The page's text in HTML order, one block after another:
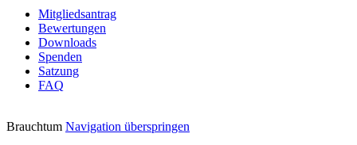
Mitgliedsantrag
Bewertungen
Downloads
Spenden
Satzung
FAQ
Brauchtum Navigation überspringen